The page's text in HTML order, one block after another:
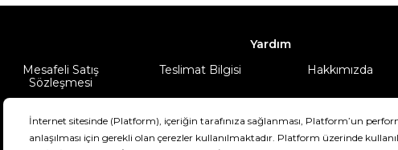
Yardım
Mesafeli Satış
Sözleşmesi
Teslimat Bilgisi Hakkımızda